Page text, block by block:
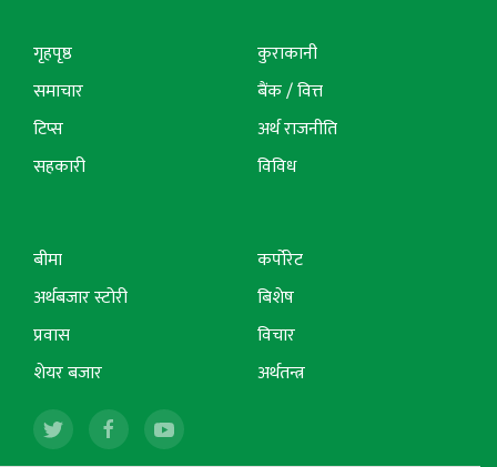
गृहपृष्ठ
समाचार
टिप्स
सहकारी
कुराकानी
बैंक / वित्त
अर्थ राजनीति
विविध
बीमा
अर्थबजार स्टोरी
प्रवास
शेयर बजार
कर्पोरेट
बिशेष
विचार
अर्थतन्त्र